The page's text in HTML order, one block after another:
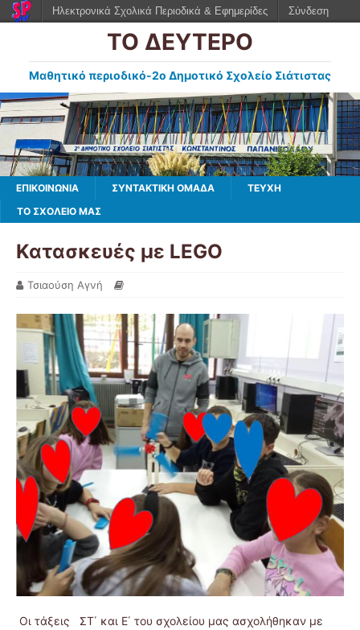
ΤΟ ΔΕΥΤΕΡΟ
Μαθητικό περιοδικό-2ο Δημοτικό Σχολείο Σιάτιστας
ΕΠΙΚΟΙΝΩΝΙΑ ΣΥΝΤΑΚΤΙΚΗ ΟΜΑΔΑ
ΤΕΥΧΗ
ΤΟ ΣΧΟΛΕΙΟ ΜΑΣ
Κατασκευές με LEGO
Τσιαούση Αγνή
Οι τάξεις ΣΤ΄ και Ε΄ του σχολείου μας ασχολήθηκαν με
Ηλεκτρονικά Σχολικά Περιοδικά & Εφημερίδες Σύνδεση